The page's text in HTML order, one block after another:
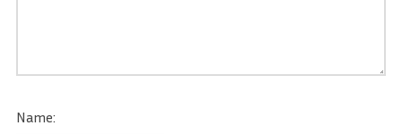
Name: